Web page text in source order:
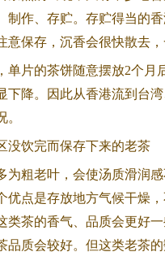
制作、存贮。存贮得当的
保存，沉香会很快散去，
片的茶饼随意摆放2个月
降。因此从香港流到台
没饮完而保存下来的老茶
为粗老叶，会使汤质滑润
点是存放地方气候干燥
茶的香气、品质会更好
品质会较好。但这类老